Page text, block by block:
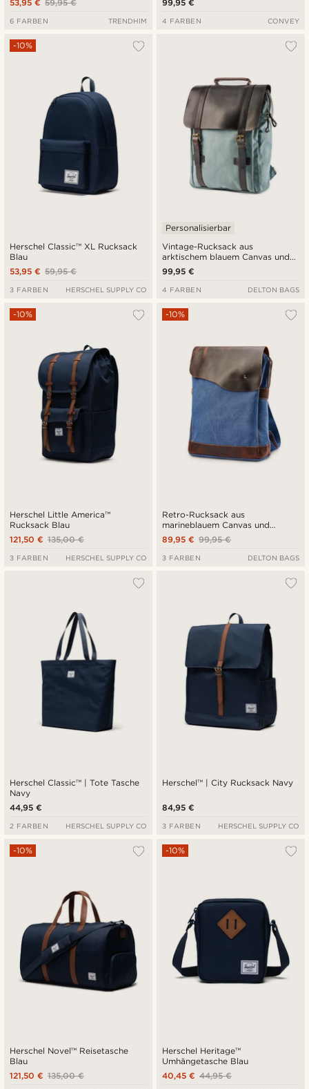
59,95 €
53,95 €
6 FARBEN TRENDHIM
99,95 €
4 FARBEN CONVEY
Herschel Classic™ XL Rucksack
Blau
-10%
59,95 €
53,95 €
3 FARBEN HERSCHEL SUPPLY CO
Vintage-Rucksack aus
arktischem blauem Canvas und
dunklem Leder
Personalisierbar
99,95 €
4 FARBEN DELTON BAGS
Herschel Little America™
Rucksack Blau
-10%
135,00 €
121,50 €
3 FARBEN HERSCHEL SUPPLY CO
Retro-Rucksack aus
marineblauem Canvas und
dunklem Leder
-10%
99,95 €
89,95 €
3 FARBEN DELTON BAGS
Herschel Classic™ | Tote Tasche
Navy
44,95 €
2 FARBEN HERSCHEL SUPPLY CO
Herschel™ | City Rucksack Navy
84,95 €
3 FARBEN HERSCHEL SUPPLY CO
Herschel Novel™ Reisetasche
Blau
-10%
135,00 €
121,50 €
Herschel Heritage™
Umhängetasche Blau
-10%
44,95 €
40,45 €